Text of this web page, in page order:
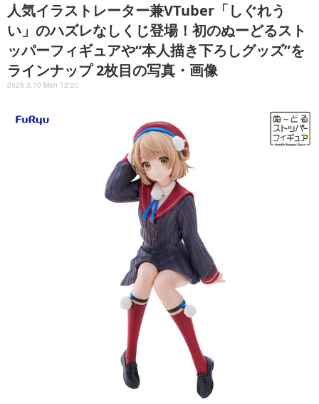
人気イラストレーター兼VTuber「しぐれう
い」のハズレなしくじ登場！初のぬーどるスト
ッパーフィギュアや“本人描き下ろしグッズ”を
ラインナップ 2枚目の写真・画像
2025.3.10 Mon 12:20